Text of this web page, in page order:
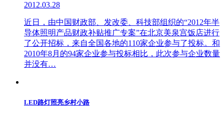
2012.03.28
近日，由中国财政部、发改委、科技部组织的“2012年半
导体照明产品财政补贴推广专案”在北京美泉宫饭店进行
了公开招标，来自全国各地的110家企业参与了投标。和
2010年8月的94家企业参与投标相比，此次参与企业数量
并没有…
LED路灯照亮乡村小路